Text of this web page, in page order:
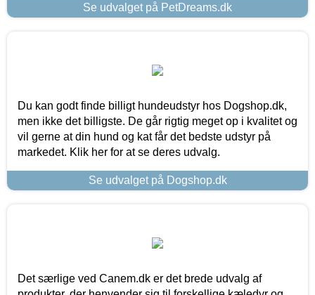
Se udvalget på PetDreams.dk
Du kan godt finde billigt hundeudstyr hos Dogshop.dk,
men ikke det billigste. De går rigtig meget op i kvalitet og
vil gerne at din hund og kat får det bedste udstyr på
markedet. Klik her for at se deres udvalg.
Se udvalget på Dogshop.dk
Det særlige ved Canem.dk er det brede udvalg af